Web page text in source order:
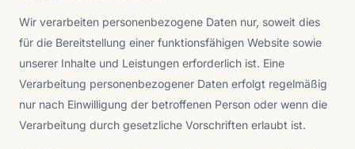
Wir verarbeiten personenbezogene Daten nur, soweit dies
für die Bereitstellung einer funktionsfähigen Website sowie
unserer Inhalte und Leistungen erforderlich ist. Eine
Verarbeitung personenbezogener Daten erfolgt regelmäßig
nur nach Einwilligung der betroffenen Person oder wenn die
Verarbeitung durch gesetzliche Vorschriften erlaubt ist.